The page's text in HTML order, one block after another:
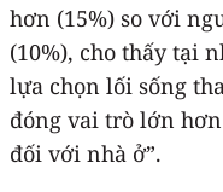
hơn (15%) so với
(10%), cho thấy tại
lựa chọn lối sống
đóng vai trò lớn
đối với nhà ở”.